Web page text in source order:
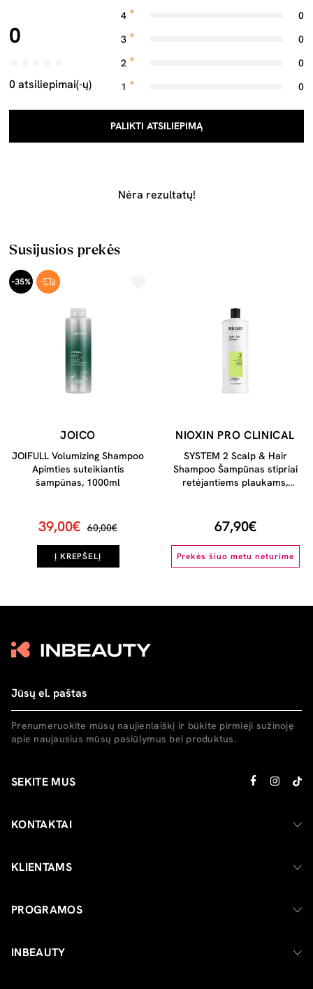
0
0 atsiliepimai(-ų)
4
0
3
0
2
0
1
0
PALIKTI ATSILIEPIMĄ
Nėra rezultatų!
Susijusios prekės
-35%
JOICO
JOIFULL Volumizing Shampoo
Apimties suteikiantis
šampūnas, 1000ml
39,00€ 60,00€
Į KREPŠELĮ
NIOXIN PRO CLINICAL
SYSTEM 2 Scalp & Hair
Shampoo Šampūnas stipriai
retėjantiems plaukams,
67,90€
Prekės šiuo metu neturime
Prenumeruokite mūsų naujienlaiškį ir būkite pirmieji sužinoję
apie naujausius mūsų pasiūlymus bei produktus.
SEKITE MUS
KONTAKTAI
KLIENTAMS
PROGRAMOS
INBEAUTY